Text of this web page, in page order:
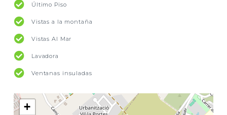
Último Piso
Vistas a la montaña
Vistas Al Mar
Lavadora
Ventanas insuladas
+